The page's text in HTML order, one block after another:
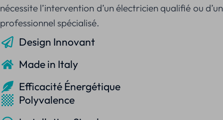
nécessite l’intervention d’un électricien qualifié ou d’un
professionnel spécialisé.
Design Innovant
Made in Italy
Efficacité Énergétique
Polyvalence